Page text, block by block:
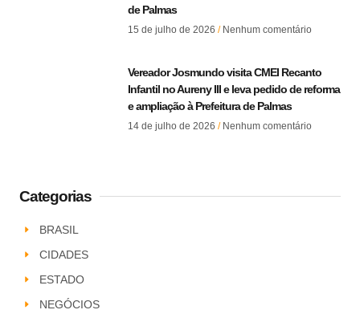
de Palmas
15 de julho de 2026 Nenhum comentário
Vereador Josmundo visita CMEI Recanto
Infantil no Aureny III e leva pedido de reforma
e ampliação à Prefeitura de Palmas
14 de julho de 2026 Nenhum comentário
Categorias
BRASIL
CIDADES
ESTADO
NEGÓCIOS